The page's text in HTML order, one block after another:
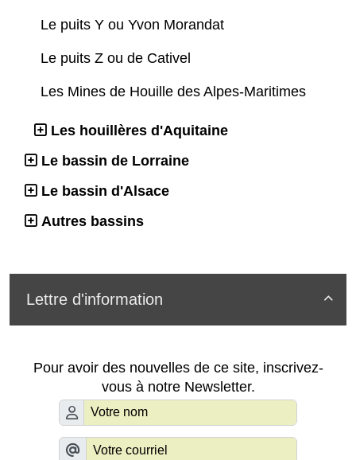
Le puits Y ou Yvon Morandat
Le puits Z ou de Cativel
Les Mines de Houille des Alpes-Maritimes
Les houillères d'Aquitaine
Le bassin de Lorraine
Le bassin d'Alsace
Autres bassins

Lettre d'information
Pour avoir des nouvelles de ce site, inscrivez-
vous à notre Newsletter.